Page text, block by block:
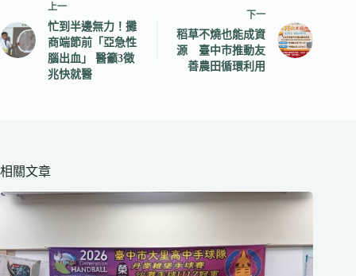
上一
忙到半邊無力！攤
商端節前「亞急性
腦出血」 醫籲3徵
兆快就醫
下一
稻草不燒也能成資
源 臺中市推動友
善農田循環利用
相關文章